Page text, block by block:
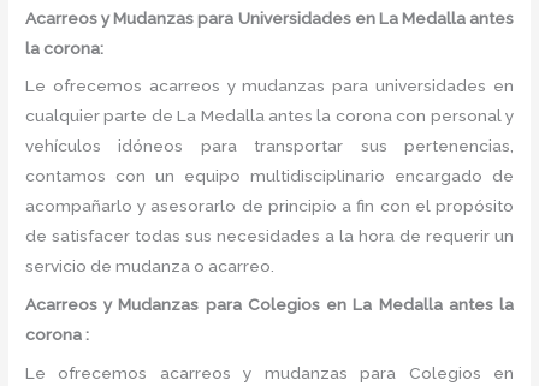
Acarreos y Mudanzas para Universidades en La Medalla antes
la corona:
Le ofrecemos acarreos y mudanzas para universidades en
cualquier parte de La Medalla antes la corona con personal y
vehículos idóneos para transportar sus pertenencias,
contamos con un equipo multidisciplinario encargado de
acompañarlo y asesorarlo de principio a fin con el propósito
de satisfacer todas sus necesidades a la hora de requerir un
servicio de mudanza o acarreo.
Acarreos y Mudanzas para Colegios en La Medalla antes la
corona :
Le ofrecemos acarreos y mudanzas para Colegios en